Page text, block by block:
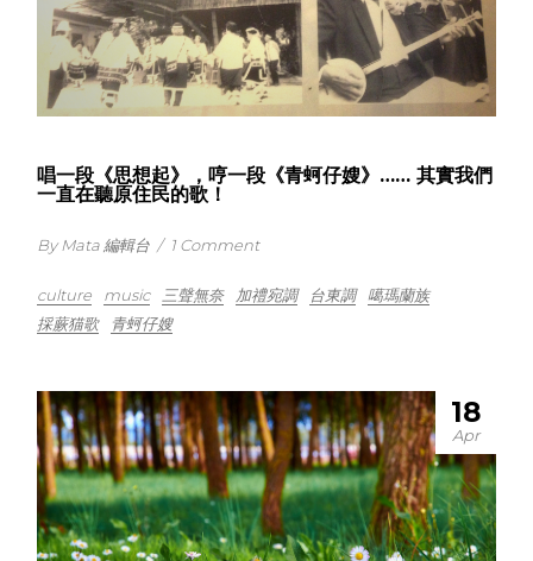
唱一段《思想起》，哼一段《青蚵仔嫂》…… 其實我們
一直在聽原住民的歌！
By Mata 編輯台 / 1 Comment
culture music 三聲無奈 加禮宛調 台東調
噶瑪蘭族
採蕨猫歌
青蚵仔嫂
18
Apr